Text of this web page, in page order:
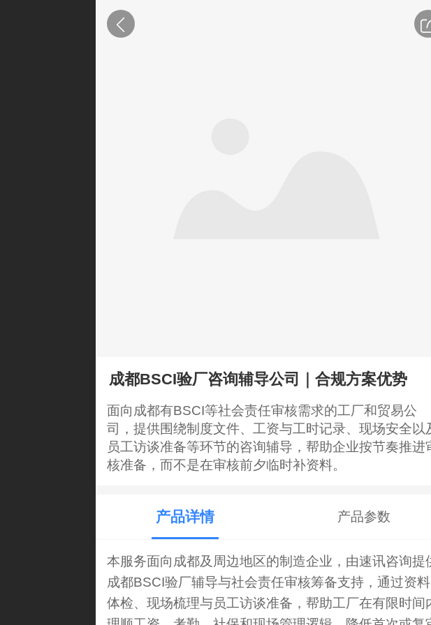
成都BSCI验厂咨询辅导公司｜合规方案优势
面向成都有BSCI等社会责任审核需求的工厂和贸易公
司，提供围绕制度文件、工资与工时记录、现场安全以
员工访谈准备等环节的咨询辅导，帮助企业按节奏推进
核准备，而不是在审核前夕临时补资料。
产品详情 产品参数
本服务面向成都及周边地区的制造企业，由速讯咨询提
成都BSCI验厂辅导与社会责任审核筹备支持，通过资料
体检、现场梳理与员工访谈准备，帮助工厂在有限时间